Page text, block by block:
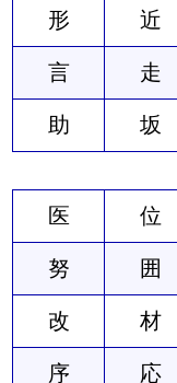
形 近
言 走
助 坂
医 位
努 囲
改 材
序 応